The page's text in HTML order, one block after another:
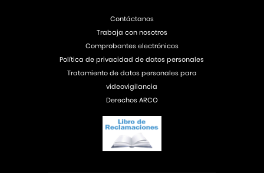
Contáctanos
Trabaja con nosotros
Comprobantes electrónicos
Política de privacidad de datos personales
Tratamiento de datos personales para
videovigilancia
Derechos ARCO